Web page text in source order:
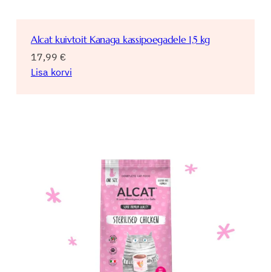
Alcat kuivtoit Kanaga kassipoegadele 1,5 kg
17,99 €
Lisa korvi